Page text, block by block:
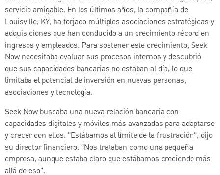
servicio amigable. En los últimos años, la compañía de
Louisville, KY, ha forjado múltiples asociaciones estratégicas y
adquisiciones que han conducido a un crecimiento récord en
ingresos y empleados. Para sostener este crecimiento, Seek
Now necesitaba evaluar sus procesos internos y descubrió
que sus capacidades bancarias no estaban al día, lo que
limitaba el potencial de inversión en nuevas personas,
asociaciones y tecnología.
Seek Now buscaba una nueva relación bancaria con
capacidades digitales y móviles más avanzadas para adaptarse
y crecer con ellos. "Estábamos al límite de la frustración", dijo
su director financiero. "Nos trataban como una pequeña
empresa, aunque estaba claro que estábamos creciendo más
allá de eso".